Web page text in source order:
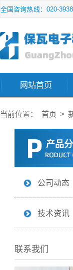
全国咨询热线：020-
网站首页
当前位置： 首页 >
产品
公司动态
技术资讯
联系我们